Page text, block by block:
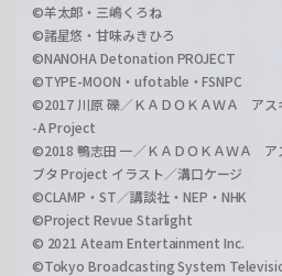
©羊太郎・三嶋くろね
©諸星悠・甘味みきひろ
©NANOHA Detonation PROJECT
©TYPE-MOON・ufotable・FSNPC
©2017 川原 礫／ＫＡＤＯＫＡＷＡ アス
-A Project
©2018 鴨志田 一／ＫＡＤＯＫＡＷＡ ア
ブタ Project イラスト／溝口ケージ
©CLAMP・ST／講談社・NEP・NHK
©Project Revue Starlight
© 2021 Ateam Entertainment Inc.
©Tokyo Broadcasting System